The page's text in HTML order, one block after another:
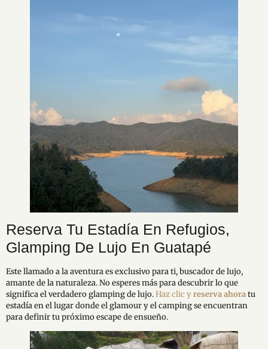
Reserva Tu Estadía En Refugios,
Glamping De Lujo En Guatapé
Este llamado a la aventura es exclusivo para ti, buscador de lujo,
amante de la naturaleza. No esperes más para descubrir lo que
significa el verdadero glamping de lujo.Haz clic yreserva ahoratu
estadía en el lugar donde el glamour y el camping se encuentran
para definir tu próximo escape de ensueño.